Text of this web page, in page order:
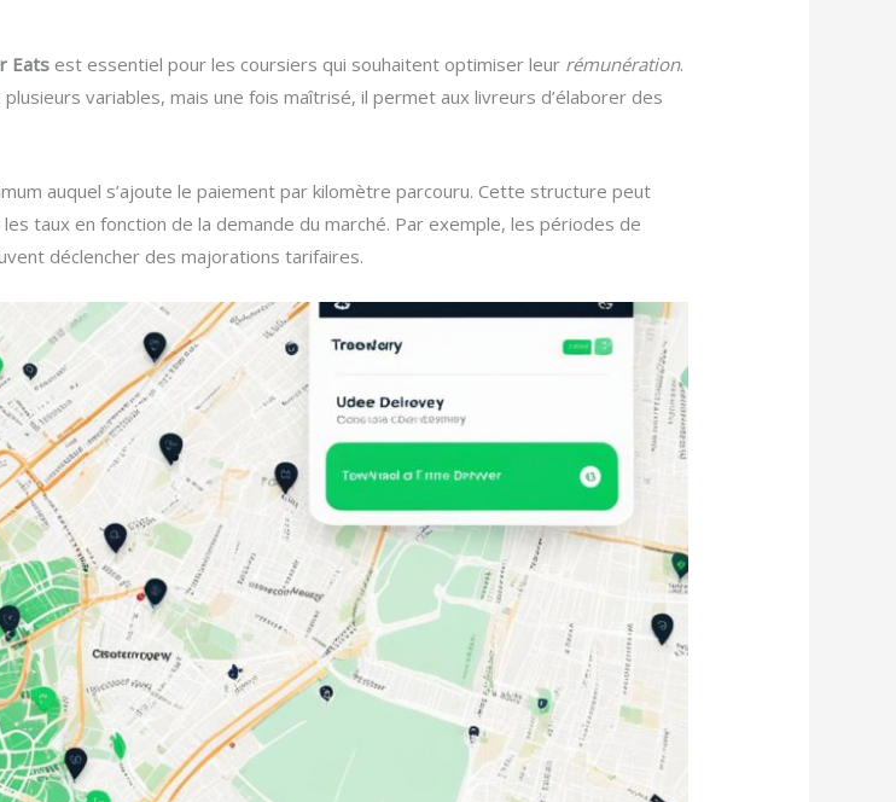
Eats est essentiel pour les coursiers qui souhaitent optimiser leur rémunération.
variables, mais une fois maîtrisé, il permet aux livreurs d’élaborer des
auquel s’ajoute le paiement par kilomètre parcouru. Cette structure peut
taux en fonction de la demande du marché. Par exemple, les périodes de
déclencher des majorations tarifaires.